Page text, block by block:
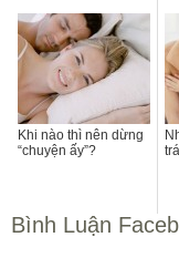
Khi nào thì nên dừng
“chuyện ấy”?
Bình Luận